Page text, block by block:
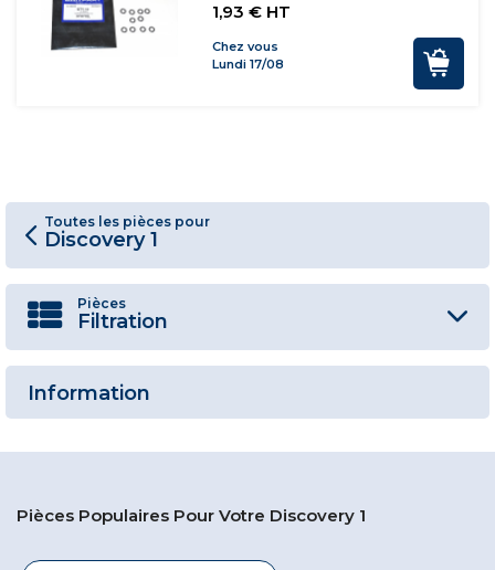
1,93 € HT
Chez vous
Lundi 17/08
Toutes les pièces pour
Discovery 1
Pièces
Filtration
Information
Pièces Populaires Pour Votre Discovery 1